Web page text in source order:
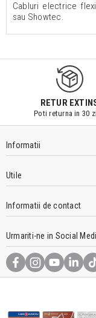
Cabluri electrice
sau Showtec.
RETUR
Poti returna in 30
Informatii
Utile
Informatii de contact
Urmariti-ne in Social